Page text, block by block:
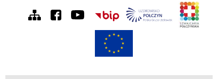
Menu
prawe